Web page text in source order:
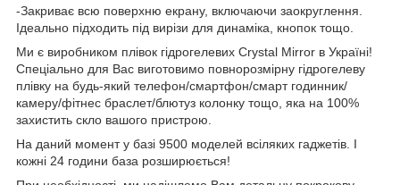
-Закриває всю поверхню екрану, включаючи заокруглення.
Ідеально підходить під вирізи для динаміка, кнопок тощо.
Ми є виробником плівок гідрогелевих Crystal Mirror в Україні!
Спеціально для Вас виготовимо повнорозмірну гідрогелеву
плівку на будь-який телефон/смартфон/смарт годинник/
камеру/фітнес браслет/блютуз колонку тощо, яка на 100%
захистить скло вашого пристрою.
На даний момент у базі 9500 моделей всіляких гаджетів. І
кожні 24 години база розширюється!